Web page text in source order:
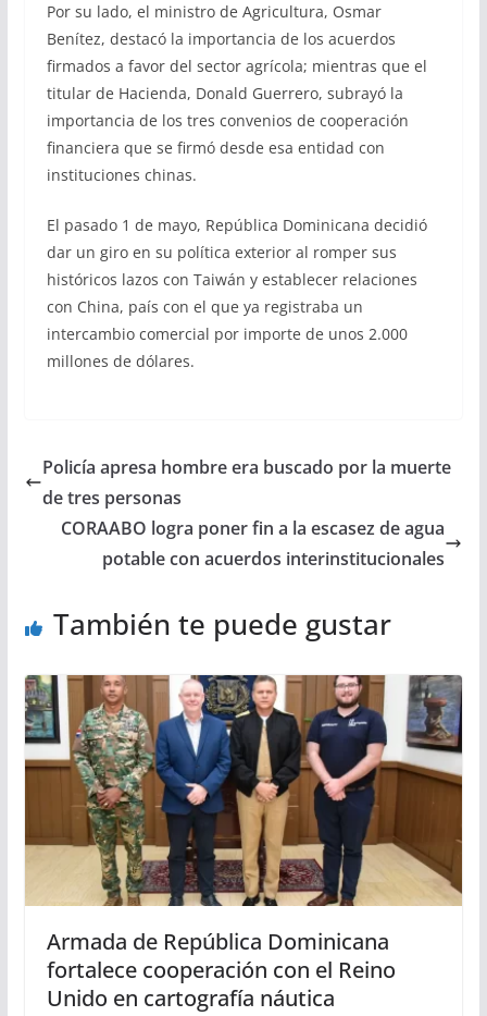
Por su lado, el ministro de Agricultura, Osmar
Benítez, destacó la importancia de los acuerdos
firmados a favor del sector agrícola; mientras que el
titular de Hacienda, Donald Guerrero, subrayó la
importancia de los tres convenios de cooperación
financiera que se firmó desde esa entidad con
instituciones chinas.
El pasado 1 de mayo, República Dominicana decidió
dar un giro en su política exterior al romper sus
históricos lazos con Taiwán y establecer relaciones
con China, país con el que ya registraba un
intercambio comercial por importe de unos 2.000
millones de dólares.
Policía apresa hombre era buscado por la muerte
de tres personas
CORAABO logra poner fin a la escasez de agua
potable con acuerdos interinstitucionales
También te puede gustar
Armada de República Dominicana
fortalece cooperación con el Reino
Unido en cartografía náutica